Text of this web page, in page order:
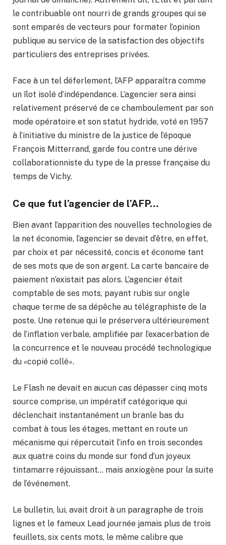
le contribuable ont nourri de grands groupes qui se
sont emparés de vecteurs pour formater l’opinion
publique au service de la satisfaction des objectifs
particuliers des entreprises privées.
Face à un tel déferlement, l’AFP apparaîtra comme
un îlot isolé d’indépendance. L’agencier sera ainsi
relativement préservé de ce chamboulement par son
mode opératoire et son statut hydride, voté en 1957
à l’initiative du ministre de la justice de l’époque
François Mitterrand, garde fou contre une dérive
collaborationniste du type de la presse française du
temps de Vichy.
Ce que fut l’agencier de l’AFP…
Bien avant l’apparition des nouvelles technologies de
la net économie, l’agencier se devait d’être, en effet,
par choix et par nécessité, concis et économe tant
de ses mots que de son argent. La carte bancaire de
paiement n’existait pas alors. L’agencier était
comptable de ses mots, payant rubis sur ongle
chaque terme de sa dépêche au télégraphiste de la
poste. Une retenue qui le préservera ultérieurement
de l’inflation verbale, amplifiée par l’exacerbation de
la concurrence et le nouveau procédé technologique
du «copié collé».
Le Flash ne devait en aucun cas dépasser cinq mots
source comprise, un impératif catégorique qui
déclenchait instantanément un branle bas du
combat à tous les étages, mettant en route un
mécanisme qui répercutait l’info en trois secondes
aux quatre coins du monde sur fond d’un joyeux
tintamarre réjouissant… mais anxiogène pour la suite
de l’événement.
Le bulletin, lui, avait droit à un paragraphe de trois
lignes et le fameux Lead journée jamais plus de trois
feuillets, six cents mots, le même calibre que